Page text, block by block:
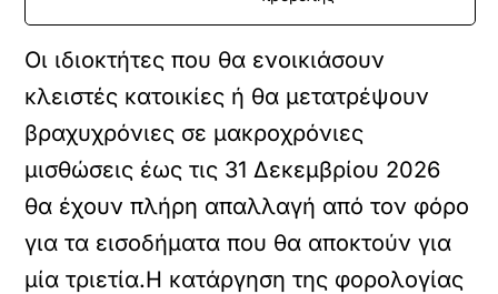
Οι ιδιοκτήτες που θα ενοικιάσουν
κλειστές κατοικίες ή θα μετατρέψουν
βραχυχρόνιες σε μακροχρόνιες
μισθώσεις έως τις 31 Δεκεμβρίου 2026
θα έχουν πλήρη απαλλαγή από τον φόρο
για τα εισοδήματα που θα αποκτούν για
μία τριετία.Η κατάργηση της φορολογίας